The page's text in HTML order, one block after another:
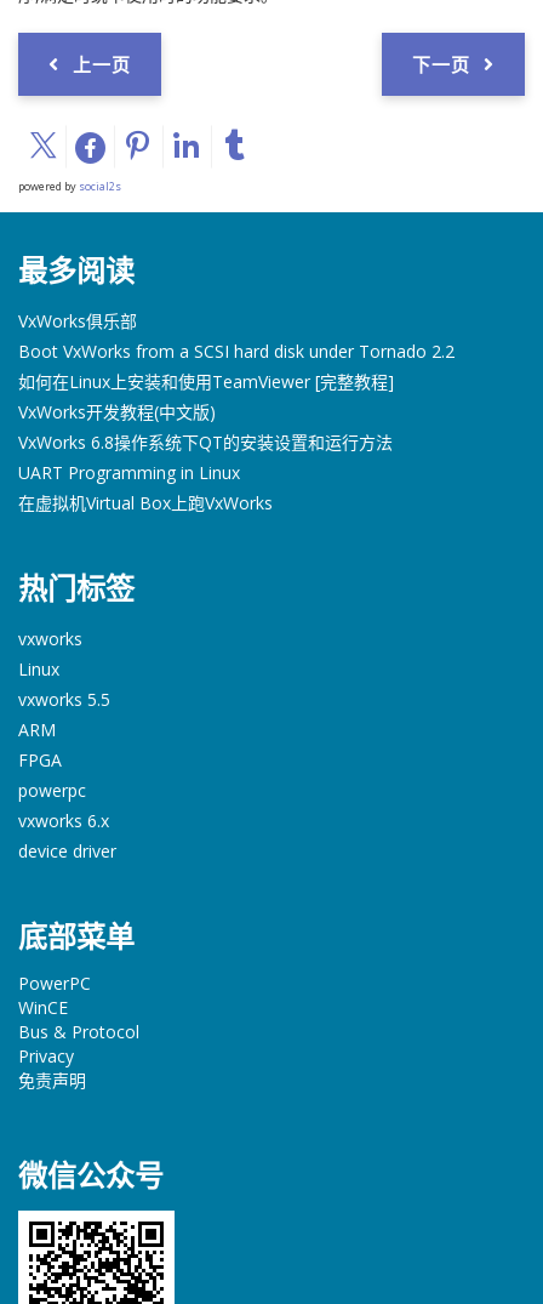
上一页 下一页
powered by social2s
最多阅读
VxWorks俱乐部
Boot VxWorks from a SCSI hard disk under Tornado 2.2
如何在Linux上安装和使用TeamViewer [完整教程]
VxWorks开发教程(中文版)
VxWorks 6.8操作系统下QT的安装设置和运行方法
UART Programming in Linux
在虚拟机Virtual Box上跑VxWorks
热门标签
vxworks
Linux
vxworks 5.5
ARM
FPGA
powerpc
vxworks 6.x
device driver
底部菜单
PowerPC
WinCE
Bus & Protocol
Privacy
免责声明
微信公众号